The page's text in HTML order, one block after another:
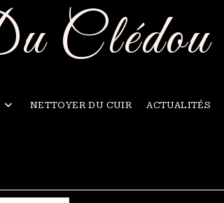
Clédou
NETTOYER DU CUIR ACTUALITÉS